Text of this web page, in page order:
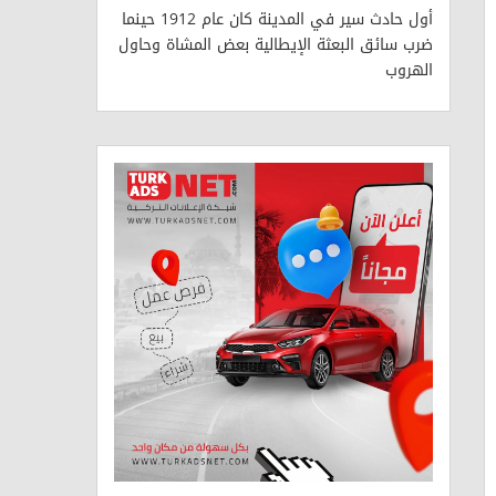
أول حادث سير في المدينة كان عام 1912 حينما
ضرب سائق البعثة الإيطالية بعض المشاة وحاول
الهروب